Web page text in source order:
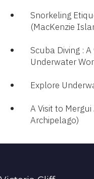
Snorkeling
(MacKenzie
Scuba Diving :
Underwater
Explore
A Visit to
Archipelago)​